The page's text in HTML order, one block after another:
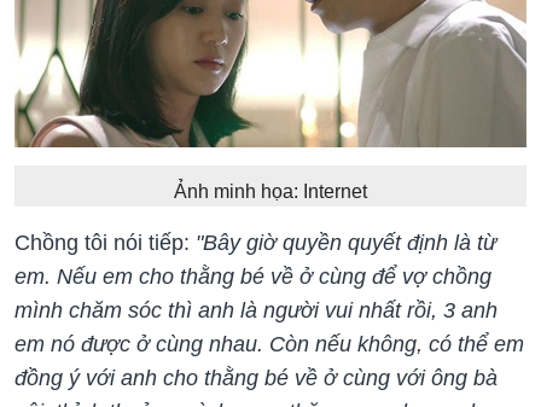
Ảnh minh họa: Internet
Chồng tôi nói tiếp: "Bây giờ quyền quyết định là từ
em. Nếu em cho thằng bé về ở cùng để vợ chồng
mình chăm sóc thì anh là người vui nhất rồi, 3 anh
em nó được ở cùng nhau. Còn nếu không, có thể em
đồng ý với anh cho thằng bé về ở cùng với ông bà